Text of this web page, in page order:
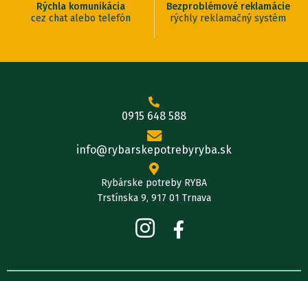
Rýchla komunikácia
cez chat alebo telefón
Bezproblémové reklamácie
rýchly reklamačný systém
0915 648 588
info@rybarskepotrebyryba.sk
Rybárske potreby RYBA
Trstínska 9, 917 01 Trnava